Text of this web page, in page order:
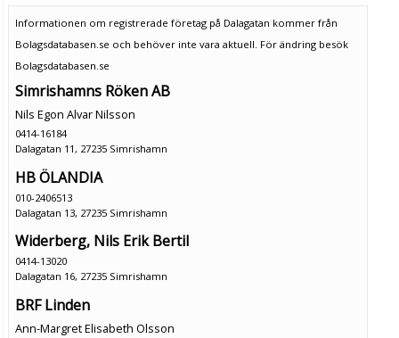
Informationen om registrerade företag på Dalagatan kommer från
Bolagsdatabasen.se och behöver inte vara aktuell. För ändring besök
Bolagsdatabasen.se
Simrishamns Röken AB
Nils Egon Alvar Nilsson
0414-16184
Dalagatan 11, 27235 Simrishamn
HB ÖLANDIA
010-2406513
Dalagatan 13, 27235 Simrishamn
Widerberg, Nils Erik Bertil
0414-13020
Dalagatan 16, 27235 Simrishamn
BRF Linden
Ann-Margret Elisabeth Olsson